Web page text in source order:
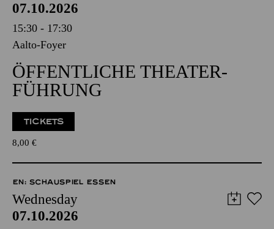
07.10.2026
15:30 - 17:30
Aalto-Foyer
ÖFFENTLICHE THEATER­
FÜHRUNG
TICKETS
8,00 €
EN: SCHAUSPIEL ESSEN
Wednesday
07.10.2026